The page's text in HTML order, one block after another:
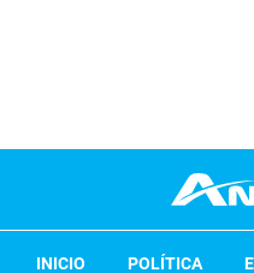
INICIO POLÍTICA